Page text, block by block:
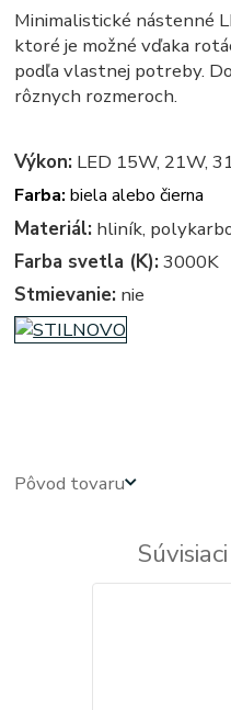
Minimalistické nástenné
ktoré je možné vďaka
podľa vlastnej potreby.
rôznych rozmeroch.
Výkon: LED 15W, 21W,
Farba: biela alebo čierna
Materiál: hliník,
Farba svetla (K): 3000K
Stmievanie: nie
Pôvod tovaru